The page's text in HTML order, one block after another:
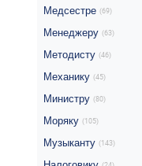
Медсестре (69)
Менеджеру (63)
Методисту (46)
Механику (45)
Министру (80)
Моряку (105)
Музыканту (143)